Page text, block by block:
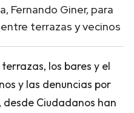
Fernando Giner, para
terrazas y vecinos
los bares y el
y las denuncias por
desde Ciudadanos han